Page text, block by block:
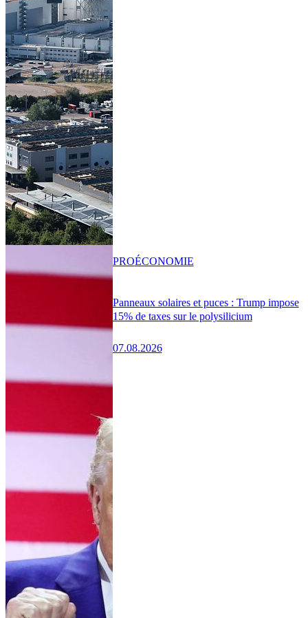
Panneaux solaires et puces : Trump impose
15% de taxes sur le polysilicium
07.08.2026
PROÉCONOMIE